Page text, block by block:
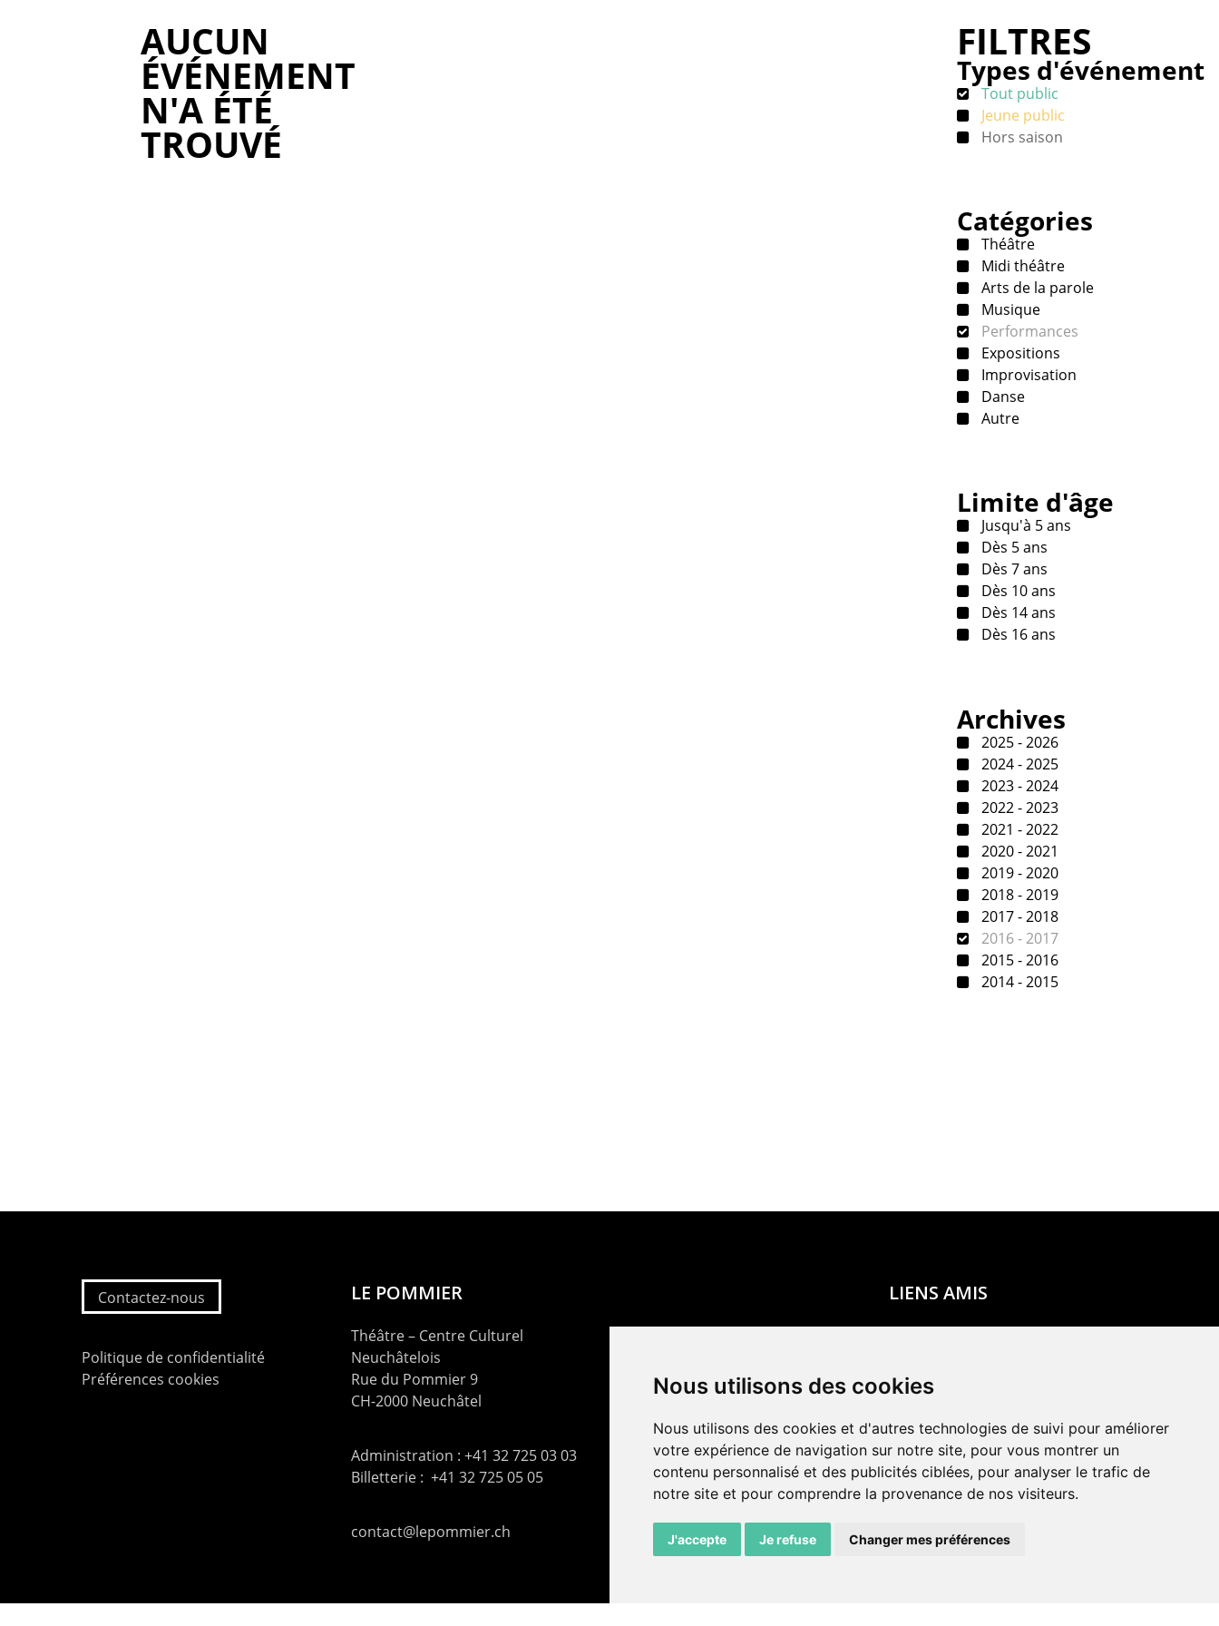
Nous utilisons des cookies
Nous utilisons des cookies et d'autres technologies de suivi pour améliorer
votre expérience de navigation sur notre site, pour vous montrer un
contenu personnalisé et des publicités ciblées, pour analyser le trafic de
notre site et pour comprendre la provenance de nos visiteurs.
J'accepte Je refuse Changer mes préférences
AUCUN
ÉVÉNEMENT
N'A ÉTÉ
TROUVÉ
FILTRES
Types d'événement
Tout public
Jeune public
Hors saison
Catégories
Théâtre
Midi théâtre
Arts de la parole
Musique
Performances
Expositions
Improvisation
Danse
Autre
Limite d'âge
Jusqu'à 5 ans
Dès 5 ans
Dès 7 ans
Dès 10 ans
Dès 14 ans
Dès 16 ans
Archives
2025 - 2026
2024 - 2025
2023 - 2024
2022 - 2023
2021 - 2022
2020 - 2021
2019 - 2020
2018 - 2019
2017 - 2018
2016 - 2017
2015 - 2016
2014 - 2015
Contactez-nous
Politique de confidentialité
Préférences cookies
LE POMMIER
Théâtre – Centre Culturel
Neuchâtelois
Rue du Pommier 9
CH-2000 Neuchâtel
Administration : +41 32 725 03 03
Billetterie : +41 32 725 05 05
contact@lepommier.ch
LIENS AMIS